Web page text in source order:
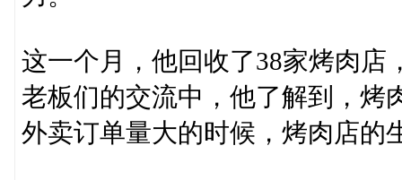
这一个月，他回收了38家烤肉
老板们的交流中，他了解到，烤
外卖订单量大的时候，烤肉店的